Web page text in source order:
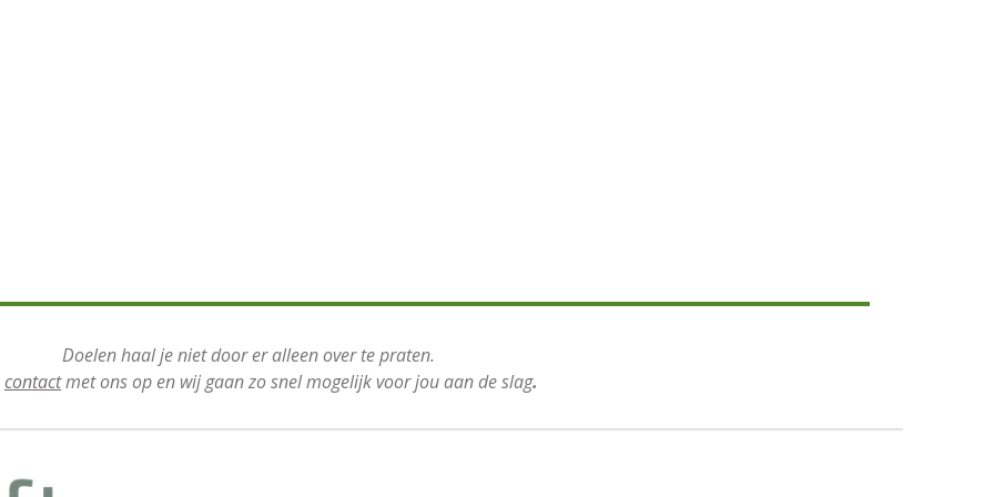
Doelen haal je niet door er alleen over te praten.
contactmet ons op en wij gaan zo snel mogelijk voor jou aan de slag.